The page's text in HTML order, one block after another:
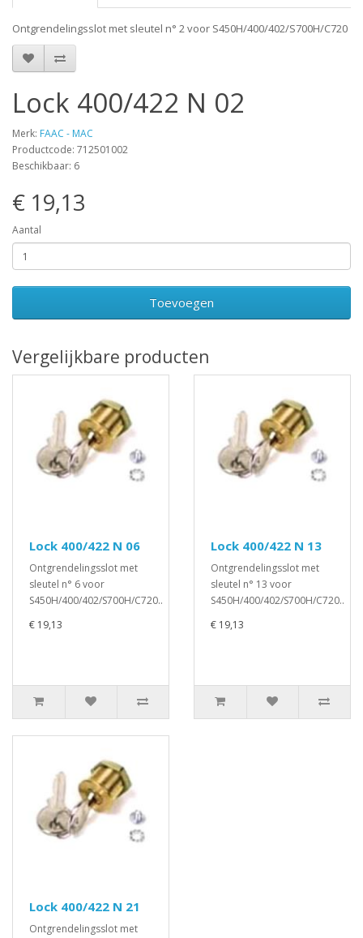
Ontgrendelingsslot met sleutel n° 2 voor S450H/400/402/S700H/C720
Lock 400/422 N 02
Merk: FAAC - MAC
Productcode: 712501002
Beschikbaar: 6
€ 19,13
Aantal
Toevoegen
Vergelijkbare producten
Lock 400/422 N 06
Ontgrendelingsslot met
sleutel n° 6 voor
S450H/400/402/S700H/C720..
€ 19,13
Lock 400/422 N 13
Ontgrendelingsslot met
sleutel n° 13 voor
S450H/400/402/S700H/C720..
€ 19,13
Lock 400/422 N 21
Ontgrendelingsslot met